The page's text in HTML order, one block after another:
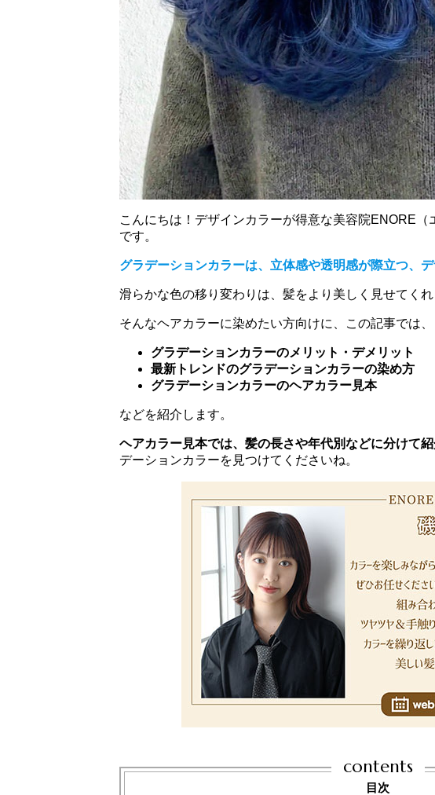
こんにちは！デザインカラーが得意な美容院ENORE
です。
グラデーションカラーは、立体感や透明感が際立つ、
滑らかな色の移り変わりは、髪をより美しく見せてくれ
そんなヘアカラーに染めたい方向けに、この記事では、
グラデーションカラーのメリット・デメリット
最新トレンドのグラデーションカラーの染め方
グラデーションカラーのヘアカラー見本
などを紹介します。
ヘアカラー見本では、髪の長さや年代別などに分けて
デーションカラーを見つけてくださいね。
contents
目次